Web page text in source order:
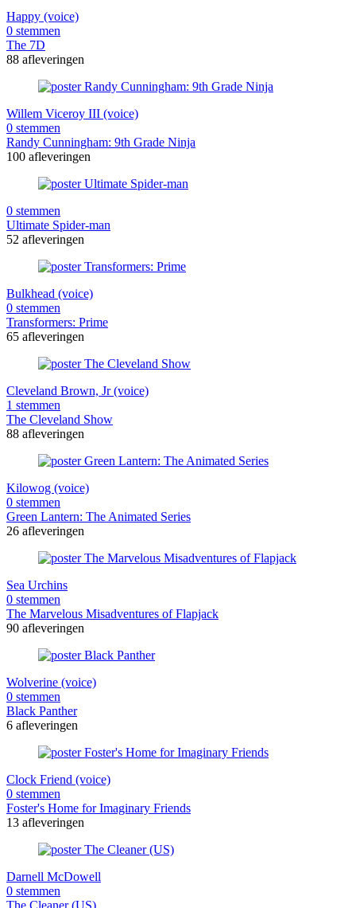
Happy (voice)
0 stemmen
The 7D
88 afleveringen
Willem Viceroy III (voice)
0 stemmen
Randy Cunningham: 9th Grade Ninja
100 afleveringen
0 stemmen
Ultimate Spider-man
52 afleveringen
Bulkhead (voice)
0 stemmen
Transformers: Prime
65 afleveringen
Cleveland Brown, Jr (voice)
1 stemmen
The Cleveland Show
88 afleveringen
Kilowog (voice)
0 stemmen
Green Lantern: The Animated Series
26 afleveringen
Sea Urchins
0 stemmen
The Marvelous Misadventures of Flapjack
90 afleveringen
Wolverine (voice)
0 stemmen
Black Panther
6 afleveringen
Clock Friend (voice)
0 stemmen
Foster's Home for Imaginary Friends
13 afleveringen
Darnell McDowell
0 stemmen
The Cleaner (US)